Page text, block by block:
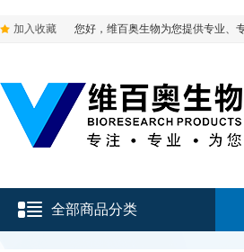
加入收藏 您好，维百奥生物为您提供专业、
全部商品分类